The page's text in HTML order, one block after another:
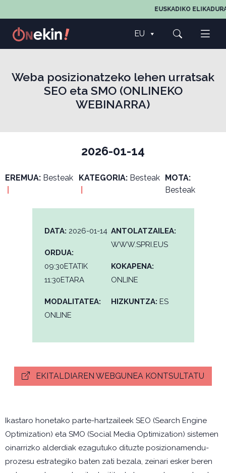
EUSKADIKO
EU
Weba posizionatzeko lehen urratsak
SEO eta SMO (ONLINEKO
WEBINARRA)
2026-01-14
EREMUA: Besteak
KATEGORIA: Besteak MOTA:
Besteak
DATA: 2026-01-14
ORDUA:
09:30ETATIK
11:30ETARA
MODALITATEA:
ONLINE
ANTOLATZAILEA:
WWW.SPRI.EUS
KOKAPENA:
ONLINE
HIZKUNTZA: ES
EKITALDIAREN WEBGUNEA KONTSULTATU
Ikastaro honetako parte-hartzaileek SEO (Search Engine
Optimization) eta SMO (Social Media Optimization) sistemen
oinarrizko alderdiak ezagutuko dituzte posizionamendu-
prozesu estrategiko baten zati bezala, zeinari esker beren